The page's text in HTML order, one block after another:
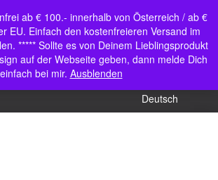
ab € 100.- innerhalb von Österreich / ab €
EU. Einfach den kostenfreieren Versand im
***** Sollte es von Deinem Lieblingsprodukt
auf der Webseite geben, dann melde Dich
einfach bei mir. Ausblenden
Shop
Mein Konto
Deutsch
Navigation umschalten